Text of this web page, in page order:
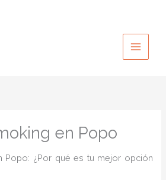
en Popo
Popo: ¿Por qué es tu mejor opción